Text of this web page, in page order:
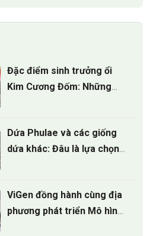
Đặc điểm sinh trưởng ổi
Kim Cương Đốm: Những
Dứa Phulae và các giống
dứa khác: Đâu là lựa chọn
ViGen đồng hành cùng địa
phương phát triển Mô hình